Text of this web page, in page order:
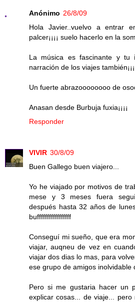
Anónimo 26/8/09
Hola Javier..vuelvo a entrar
palcer¡¡¡¡ suelo hacerlo en la
La música es fascinante y tu
narración de los viajes
Un fuerte abrazoooooooo de
Anasan desde Burbuja fuxia¡¡¡¡
Responder
VIVIR 30/8/09
Buen Gallego buen viajero...
Yo he viajado por motivos de
mese y 3 meses fuera
después hasta 32 años de
bufffffffffffffffff
Conseguí mi sueño, que era
viajar, auqneu de vez en
viajar dos dias lo mas, para
ese grupo de amigos inolvidable
Pero si me gustaria hacer un
explicar cosas... de viaje...